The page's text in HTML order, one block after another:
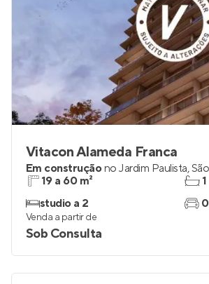
Vitacon Alameda Franca
Em construçãono Jardim Paulista,
19 a 60 m²
studio a 2
1
0
Venda a partir de
Sob Consulta